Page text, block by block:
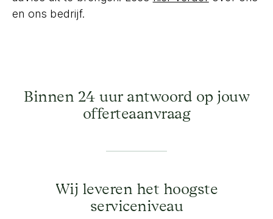
en ons bedrijf.
Binnen 24 uur antwoord op jouw
offerteaanvraag
Wij leveren het hoogste
serviceniveau